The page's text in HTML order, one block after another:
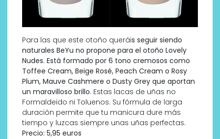
Para las que este otoño queráis seguir siendo
naturales BeYu no propone para el otoño Lovely
Nudes. Está formado por 6 tono cremosos como
Toffee Cream, Beige Rosé, Peach Cream o Rosy
Plum, Mauve Cashmere o Dusty Grey que aportan
un maravilloso brillo. Estas lacas de uñas no
Formaldeido ni Toluenos. Su fórmula de larga
duración permite que tu manicura dure más
tiempo y luzcas siempre unas uñas perfectas.
Precio: 5,95 euros